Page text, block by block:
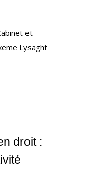
et
Lysaght
droit :